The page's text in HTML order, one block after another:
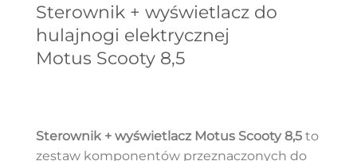
Sterownik + wyświetlacz do
hulajnogi elektrycznej
Motus Scooty 8,5
Sterownik + wyświetlacz Motus Scooty 8,5 to
zestaw komponentów przeznaczonych do